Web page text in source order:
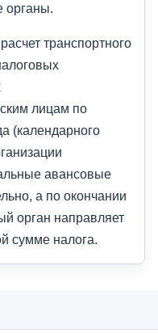
органы.
транспортного
лицам по
(календарного
авансовые
а по окончании
орган направляет
сумме налога.